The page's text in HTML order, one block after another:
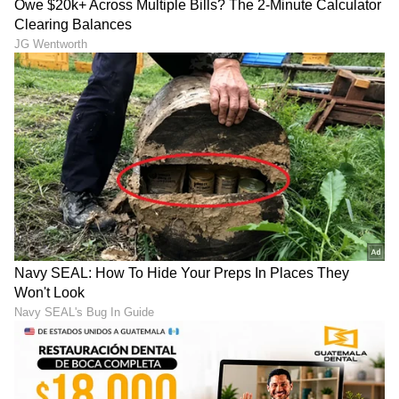
ಮೊದಲ ಭೇಟಿಯಲ್ಲಿಯೇ ಹಳೆ ಕಥೆಗಳನ್ನು ಹೇಳಬೇಡಿ :
ಅನೇಕ ಬಾರಿ ನಾವು ಮುಂದುವರಿಯುವ ಮೊದಲು ನಮ್ಮ
ನ್ಯೂನತೆಗಳನ್ನು ಇನ್ನೊಬ್ಬ ವ್ಯಕ್ತಿಯ ಮುಂದೆ ಇಡುತ್ತೇವೆ.
ಆದ್ದರಿಂದ ಅವನು ಒಟ್ಟಿಗೆ ಇರಬೇಕೇ ಅಥವಾ ಬೇಡವೇ
ಎಂದು ಈ ನಿರ್ಧರಿಸಲು ಸುಲಭವಾಗುತ್ತೆ ಎಂದು
ಅಂದುಕೊಳ್ಳುತ್ತೇವೆ. ಆದರೆ ಹಾಗೆ ಮಾಡುವುದು ತಪ್ಪು.
ಮೊದಲ ಮೀಟಿಂಗ್ ನಲ್ಲಿ (first meeting) ಯಾವಾಗಲೂ
ಪರಸ್ಪರ ತಿಳಿದುಕೊಳ್ಳುವ ಬಗ್ಗೆ ಇರುತ್ತದೆ. ಪರಸ್ಪರರಮಾಜಿ
ಪ್ರೇಮಿಗಳಬಗ್ಗೆ ಮಾತನಾಡಬಾರದು. ಇದರಿಂದ ಸಂಬಂಧ
ಮುಂದುವರೆಯುವುದು ಕಷ್ಟವಾಗುತ್ತೆ.